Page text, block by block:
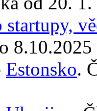
8.10.2025
Estonsko.